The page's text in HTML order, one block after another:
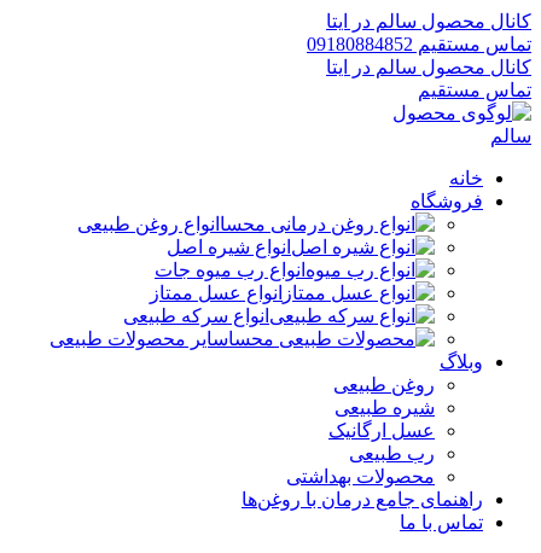
کانال محصول سالم در ایتا
تماس مستقیم 09180884852
کانال محصول سالم در ایتا
تماس مستقیم
خانه
فروشگاه
انواع روغن طبیعی
انواع شیره اصل
انواع رب میوه جات
انواع عسل ممتاز
انواع سرکه طبیعی
سایر محصولات طبیعی
وبلاگ
روغن طبیعی
شیره طبیعی
عسل ارگانیک
رب طبیعی
محصولات بهداشتی
راهنمای جامع درمان با روغن‌ها
تماس با ما